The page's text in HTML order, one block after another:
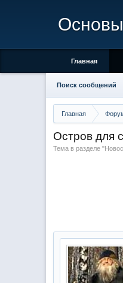
Главная
Остров для
Тема в разделе "
Главная
Поиск сообщений